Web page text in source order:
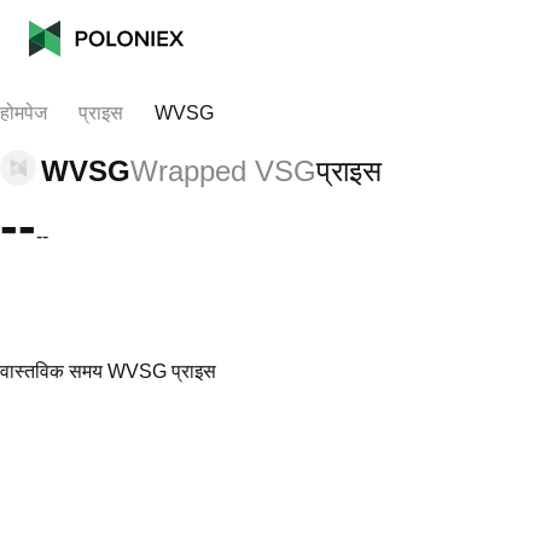
होमपेज प्राइस WVSG
WVSGWrapped VSGप्राइस
----
वास्तविक समय WVSG प्राइस